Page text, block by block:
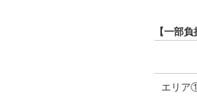
【一部
エリア